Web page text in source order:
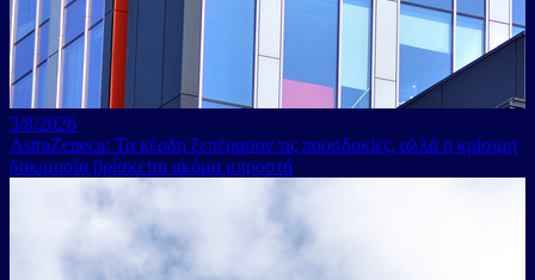
10/7/2026
SK Hynix: Ο γίγαντας των μικροτσίπ της Νότιας Κορέας